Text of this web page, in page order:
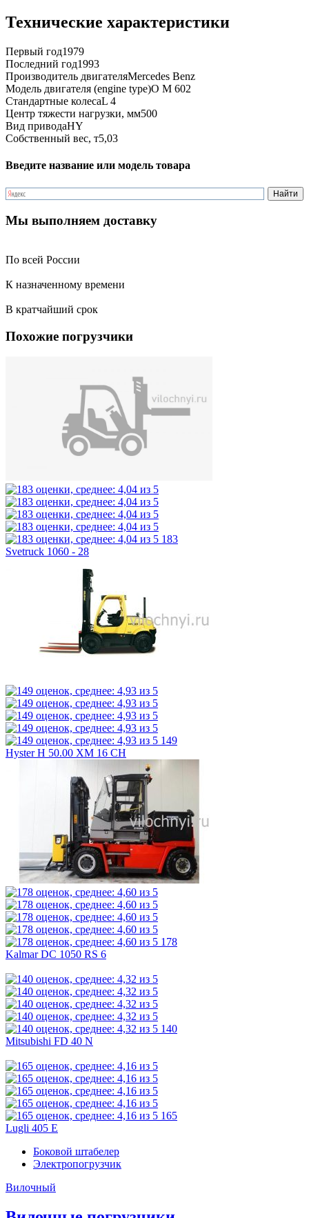
Технические характеристики
Первый год1979
Последний год1993
Производитель двигателяMercedes Benz
Модель двигателя (engine type)O M 602
Стандартные колесаL 4
Центр тяжести нагрузки, мм500
Вид приводаHY
Собственный вес, т5,03
Введите название или модель товара
Мы выполняем доставку
По всей России
К назначенному времени
В кратчайший срок
Похожие погрузчики
183
Svetruck 1060 - 28
149
Hyster H 50.00 XM 16 CH
178
Kalmar DC 1050 RS 6
140
Mitsubishi FD 40 N
165
Lugli 405 E
Боковой штабелер
Электропогрузчик
Вилочный